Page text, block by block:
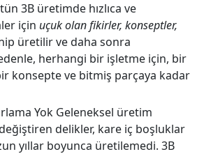
3B üretimde hızlıca ve
için uçuk olan fikirler, konseptler,
üretilir ve daha sonra
herhangi bir işletme için, bir
konsepte ve bitmiş parçaya kadar
Yok Geleneksel üretim
delikler, kare iç boşluklar
yıllar boyunca üretilemedi. 3B